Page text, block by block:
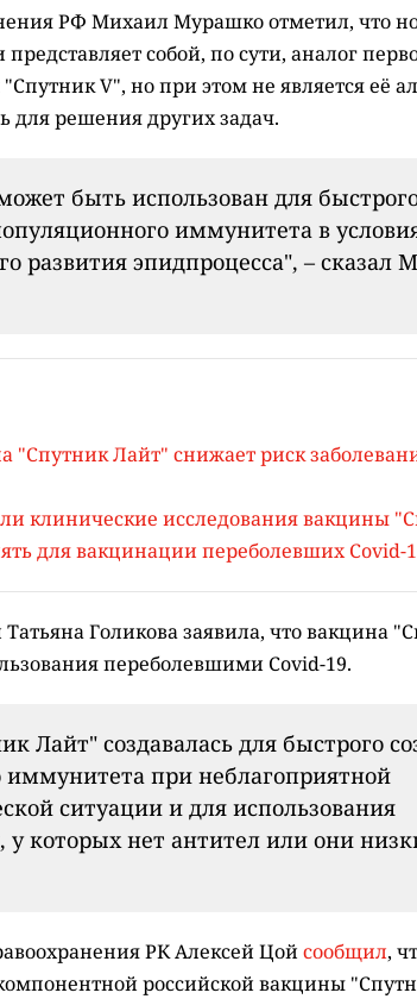
РФ Михаил Мурашко отметил, что
собой, по сути, аналог
V", но при этом не является её
для решения других задач.
быть использован для
иммунитета в
развития эпидпроцесса", – сказал
"Спутник Лайт" снижает риск
клинические исследования вакцины
для вакцинации переболевших Covid-
Голикова заявила, что вакцина
переболевшими Covid-19.
Лайт" создавалась для быстрого
иммунитета при неблагоприятной
ситуации и для использования
которых нет антител или они
РК Алексей Цойсообщил,
российской вакцины